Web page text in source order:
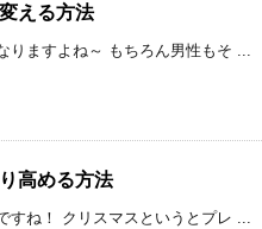
える方法
りますよね～ もちろん男性もそ ...
高める方法
すね！ クリスマスというとプレ ...